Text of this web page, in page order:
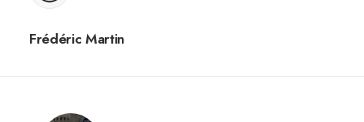
Frédéric Martin